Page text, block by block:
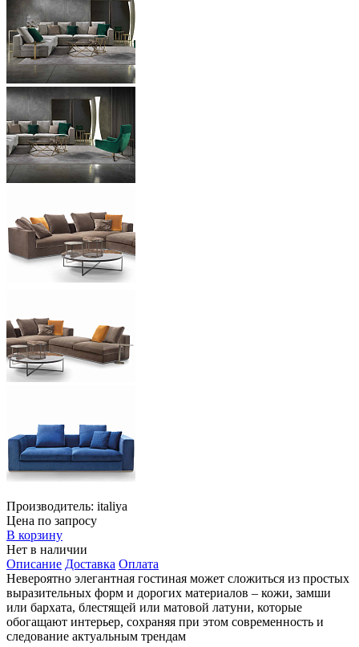
Производитель: italiya
Цена по запросу
В корзину
Нет в наличии
Описание Доставка Оплата
Невероятно элегантная гостиная может сложиться из простых
выразительных форм и дорогих материалов – кожи, замши
или бархата, блестящей или матовой латуни, которые
обогащают интерьер, сохраняя при этом современность и
следование актуальным трендам